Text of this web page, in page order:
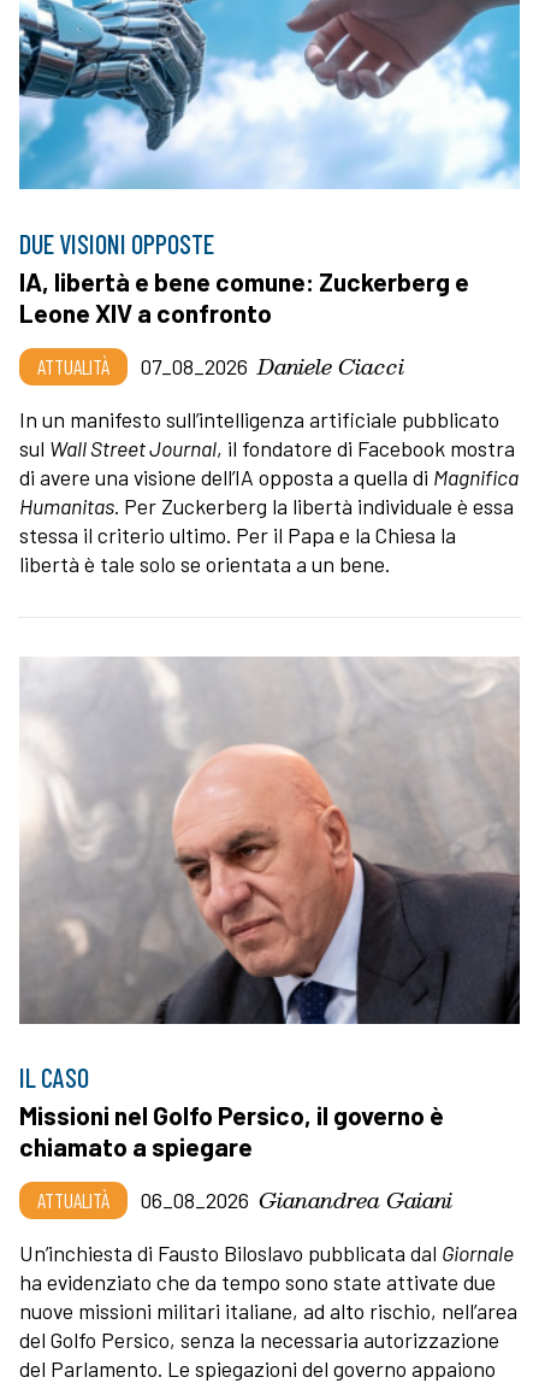
DUE VISIONI OPPOSTE
IA, libertà e bene comune: Zuckerberg e
Leone XIV a confronto
ATTUALITÀ 07_08_2026 Daniele Ciacci
In un manifesto sull’intelligenza artificiale pubblicato
sul Wall Street Journal, il fondatore di Facebook mostra
di avere una visione dell’IA opposta a quella di Magnifica
Humanitas. Per Zuckerberg la libertà individuale è essa
stessa il criterio ultimo. Per il Papa e la Chiesa la
libertà è tale solo se orientata a un bene.
IL CASO
Missioni nel Golfo Persico, il governo è
chiamato a spiegare
ATTUALITÀ 06_08_2026 Gianandrea Gaiani
Un’inchiesta di Fausto Biloslavo pubblicata dal Giornale
ha evidenziato che da tempo sono state attivate due
nuove missioni militari italiane, ad alto rischio, nell’area
del Golfo Persico, senza la necessaria autorizzazione
del Parlamento. Le spiegazioni del governo appaiono